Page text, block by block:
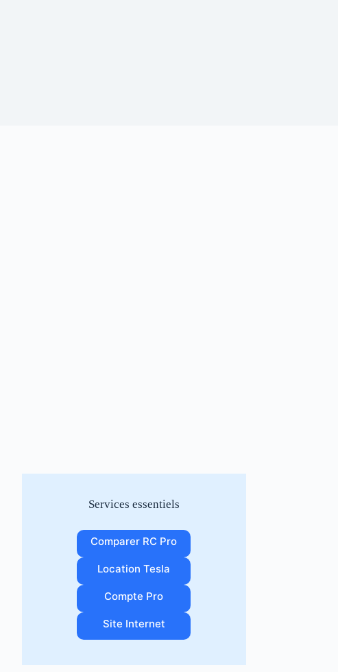
Services essentiels
Comparer RC Pro
Location Tesla
Compte Pro
Site Internet